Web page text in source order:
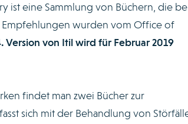
ist eine Sammlung von Büchern, die
Empfehlungen wurden vom Office of
Version von Itil wird für Februar 2019
findet man zwei Bücher zur
sich mit der Behandlung von